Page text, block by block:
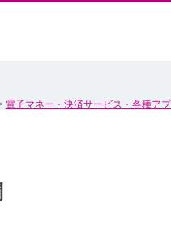
電子マネー・決済サービス・各種アプ